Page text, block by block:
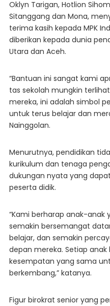
Oklyn Tarigan, Hotlion
Sitanggang dan Mona,
terima kasih kepada MPK
diberikan kepada dunia
Utara dan Aceh.
“Bantuan ini sangat kami
tas sekolah mungkin
mereka, ini adalah simbol
untuk terus belajar dan
Nainggolan.
Menurutnya, pendidikan
kurikulum dan tenaga
dukungan nyata yang
peserta didik.
“Kami berharap anak-
semakin bersemangat
belajar, dan semakin
depan mereka. Setiap
kesempatan yang sama
berkembang,” katanya.
Figur birokrat senior yang